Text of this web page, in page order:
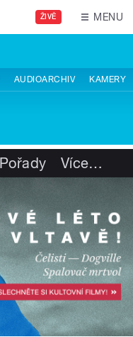
ŽIVĚ MENU
AUDIOARCHIV KAMERY
Pořady Více…